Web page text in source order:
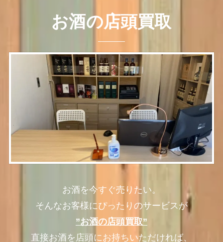
お酒の店頭買取
お酒を今すぐ売りたい。
そんなお客様にぴったりのサービスが
”お酒の店頭買取”
直接お酒を店頭にお持ちいただければ、